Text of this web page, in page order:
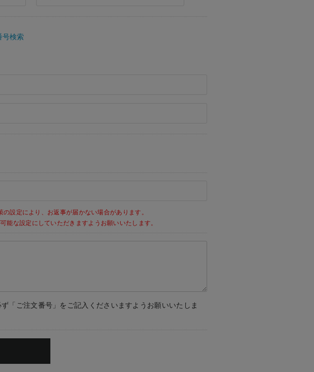
号検索
設定により、お返事が届かない場合があります。
能な設定にしていただきますようお願いいたします。
「ご注文番号」をご記入くださいますようお願いいたしま